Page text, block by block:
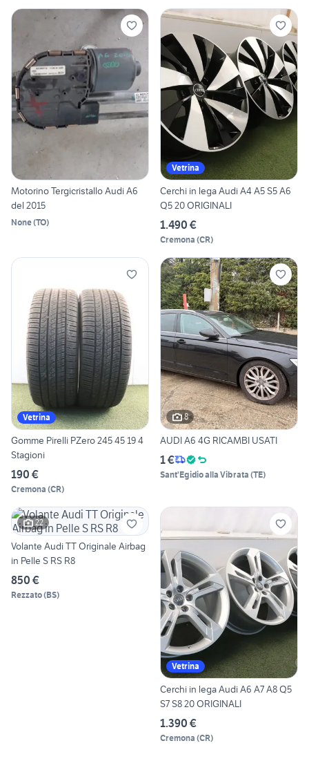
Motorino Tergicristallo Audi A6
del 2015
None(TO)
Vetrina
Cerchi in lega Audi A4 A5 S5 A6
Q5 20 ORIGINALI
1.490 €
Cremona (CR)
Vetrina
Gomme Pirelli PZero 245 45 19 4
Stagioni
190 €
Cremona (CR)
8
AUDI A6 4G RICAMBI USATI
1 €
Sant'Egidio alla Vibrata (TE)
22
Volante Audi TT Originale Airbag
in Pelle S RS R8
850 €
Rezzato(BS)
Vetrina
Cerchi in lega Audi A6 A7 A8 Q5
S7 S8 20 ORIGINALI
1.390 €
Cremona (CR)